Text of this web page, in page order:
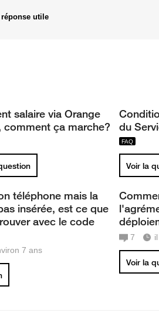
utile
salaire via Orange
comment ça marche?
du
Voir la
téléphone mais la
insérée, est ce que
avec le code
7 ans
7
Voir la